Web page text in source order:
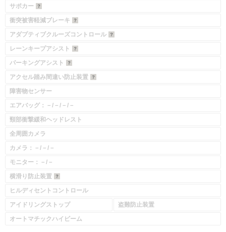
サポカー
衝突被害軽減ブレーキ
アダプティブクルーズコントロール
レーンキープアシスト
パーキングアシスト
アクセル踏み間違い防止装置
障害物センサー
エアバッグ：－/－/－/－
頸部衝撃緩和ヘッドレスト
全周囲カメラ
カメラ：－/－/－
モニター：－/－
横滑り防止装置
ヒルディセントコントロール
アイドリングストップ
盗難防止装置
オートマチックハイビーム
入力途中の情報を保存しますか？
※次回問い合わせをする際に自動入力されます
※保存された情報は
いいえ